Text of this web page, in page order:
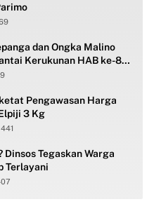
dan Ongka Malino
Kerukunan HAB ke-80
Pengawasan Harga
3 Kg
441
Dinsos Tegaskan Warga
Terlayani